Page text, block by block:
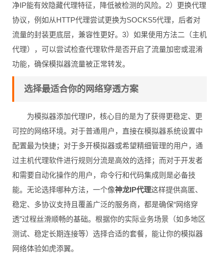
净IP能有效隐藏代理特征，降低被检测的风险。2）更换代理
协议，例如从HTTP代理尝试更换为SOCKS5代理，后者对
流量的封装更底层，兼容性更好。3）如果使用方法二（主机
代理），可以尝试检查代理软件是否开启了流量加密或混淆
功能，确保模拟器流量被正常转发。
选择最适合你的网络穿透方案
为模拟器添加代理IP，核心目的是为了获得更稳定、更
可控的网络环境。对于普通用户，直接在模拟器系统设置中
配置最为快捷；对于多开模拟器或希望精细管理的用户，通
过主机代理软件进行规则分流是高效的选择；而对于开发者
和需要自动化操作的用户，命令行和代码集成则是必备技
能。无论选择哪种方法，一个像神龙IP代理这样提供高匿、
稳定、多协议支持且覆盖广泛的服务商，都是确保“网络穿
透”过程丝滑顺畅的基础。根据你的实际业务场景（如多地区
测试、稳定长期连接等）选择合适的套餐，能让你的模拟器
网络体验如虎添翼。